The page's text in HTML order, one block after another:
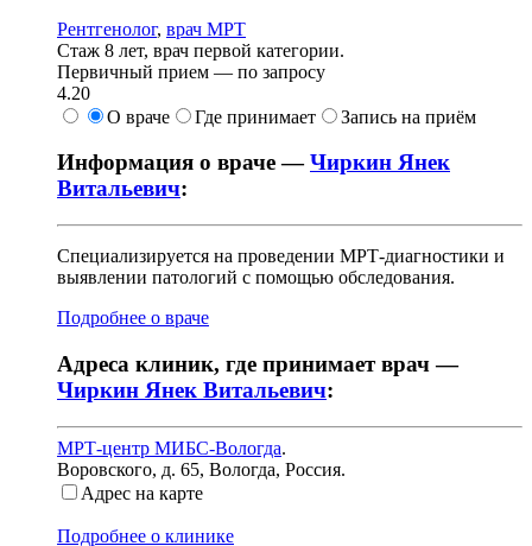
Рентгенолог, врач МРТ
Стаж 8 лет, врач первой категории.
Первичный прием — по запросу
4.20
О враче
Где принимает Запись на приём
Информация о враче —Чиркин Янек
Витальевич:
Специализируется на проведении МРТ-диагностики и
выявлении патологий с помощью обследования.
Подробнее о враче
Адреса клиник, где принимает врач —
Чиркин Янек Витальевич:
МРТ-центр МИБС-Вологда.
Воровского, д. 65, Вологда, Россия.
Адрес на карте
Подробнее о клинике